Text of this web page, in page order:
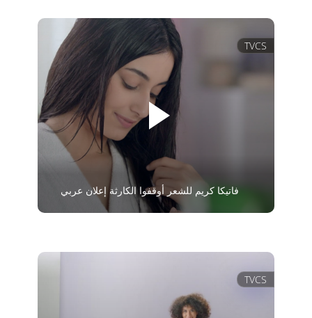
TVCS
فاتيكا كريم للشعر أوقفوا الكارثة إعلان عربي
TVCS